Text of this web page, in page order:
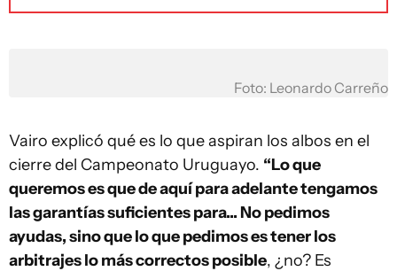
Foto: Leonardo Carreño
Vairo explicó qué es lo que aspiran los albos en el
cierre del Campeonato Uruguayo. “Lo que
queremos es que de aquí para adelante tengamos
las garantías suficientes para... No pedimos
ayudas, sino que lo que pedimos es tener los
arbitrajes lo más correctos posible, ¿no? Es